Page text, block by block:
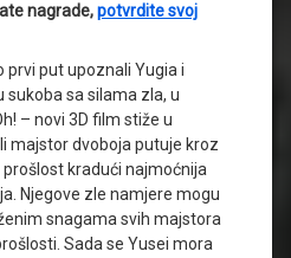
nagrade,potvrdite svoj
prvi put upoznali Yugia i
sa silama zla, u
– novi 3D film stiže u
majstor dvoboja putuje kroz
kradući najmoćnija
Njegove zle namjere mogu
snagama svih majstora
Sada se Yusei mora